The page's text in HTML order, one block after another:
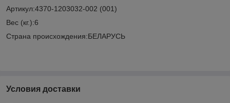
Артикул:4370-1203032-002 (001)
Вес (кг.):6
Страна происхождения:БЕЛАРУСЬ
Условия доставки